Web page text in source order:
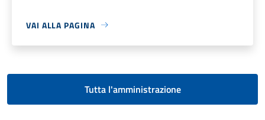
VAI ALLA PAGINA
Tutta l'amministrazione